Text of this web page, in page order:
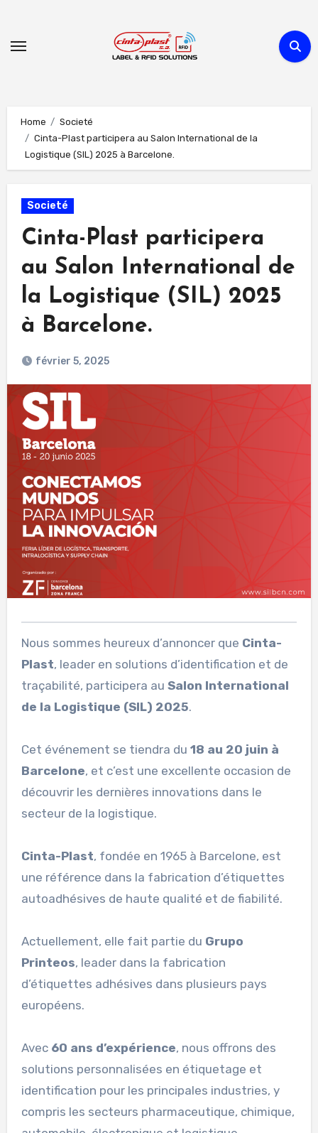
content
Home
Societé
Cinta-Plast participera au Salon International de la
Logistique (SIL) 2025 à Barcelone.
Societé
Cinta-Plast participera
au Salon International de
la Logistique (SIL) 2025
à Barcelone.
février 5, 2025
Nous sommes heureux d’annoncer que Cinta-
Plast, leader en solutions d’identification et de
traçabilité, participera au Salon International
de la Logistique (SIL) 2025.
Cet événement se tiendra du 18 au 20 juin à
Barcelone, et c’est une excellente occasion de
découvrir les dernières innovations dans le
secteur de la logistique.
Cinta-Plast, fondée en 1965 à Barcelone, est
une référence dans la fabrication d’étiquettes
autoadhésives de haute qualité et de fiabilité.
Actuellement, elle fait partie du Grupo
Printeos, leader dans la fabrication
d’étiquettes adhésives dans plusieurs pays
européens.
Avec 60 ans d’expérience, nous offrons des
solutions personnalisées en étiquetage et
identification pour les principales industries, y
compris les secteurs pharmaceutique, chimique,